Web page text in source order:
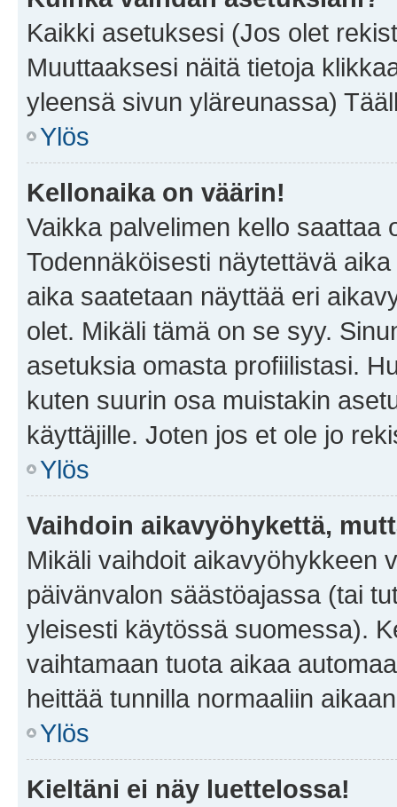
Kaikki asetuksesi (Jos olet
Muuttaaksesi näitä tietoja
yleensä sivun yläreunassa)
Ylös
Kellonaika on väärin!
Vaikka palvelimen kello saattaa
Todennäköisesti näytettävä
aika saatetaan näyttää eri
olet. Mikäli tämä on se syy.
asetuksia omasta profiilistasi.
kuten suurin osa muistakin
käyttäjille. Joten jos et ole jo
Ylös
Vaihdoin aikavyöhykettä,
Mikäli vaihdoit aikavyöhykkeen
päivänvalon säästöajassa (tai
yleisesti käytössä suomessa).
vaihtamaan tuota aikaa
heittää tunnilla normaaliin
Ylös
Kieltäni ei näy luettelossa!